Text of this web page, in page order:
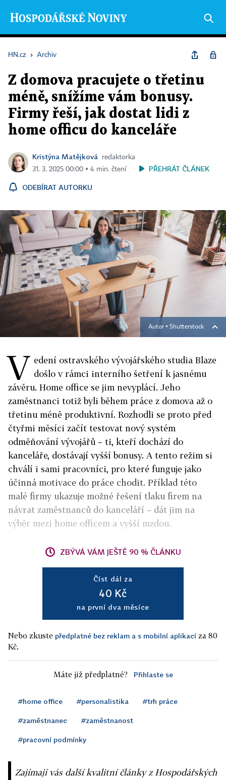
HN.cz › Archiv
Z domova pracujete o třetinu
méně, snížíme vám bonusy.
Firmy řeší, jak dostat lidi z
home officu do kanceláře
Kristýna Matějková
redaktorka
31. 3. 2025 00:00 ▪ 4 min. čtení
PŘEHRÁT ČLÁNEK
ODEBÍRAT AUTORKU
Autor ▪ Shutterstock
V edení ostravského vývojářského studia Blaze
došlo v rámci interního šetření k jasnému
závěru. Home office se jim nevyplácí. Jeho
zaměstnanci totiž byli během práce z domova až o
třetinu méně produktivní. Rozhodli se proto před
čtyřmi měsíci začít testovat nový systém
odměňování vývojářů – ti, kteří dochází do
kanceláře, dostávají vyšší bonusy. A tento režim si
chválí i sami pracovníci, pro které funguje jako
účinná motivace do práce chodit. Příklad této
malé firmy ukazuje možné řešení tlaku firem na
návrat zaměstnanců do kanceláří – dát jim na
výběr mezi home officem a vyšší mzdou.
ZBÝVÁ VÁM JEŠTĚ 90 % ČLÁNKU
Číst dál za
40 Kč
na první dva měsíce
Nebo zkuste předplatné bez reklam a s mobilní aplikací za 80
Kč.
Máte již předplatné? Přihlaste se
#home office #personalistika #trh práce
#zaměstnanec #zaměstnanost
#pracovní podmínky
Zajímají vás další kvalitní články z Hospodářských